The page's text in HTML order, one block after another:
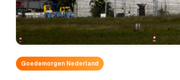
Goedemorgen Nederland